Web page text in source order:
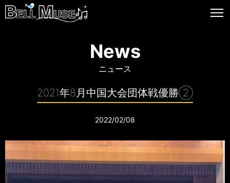
News
ニュース
2021年8月中国大会団体戦優勝②
2022/02/08